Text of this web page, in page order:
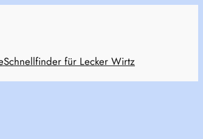
Schnellfinder für Lecker Wirtz